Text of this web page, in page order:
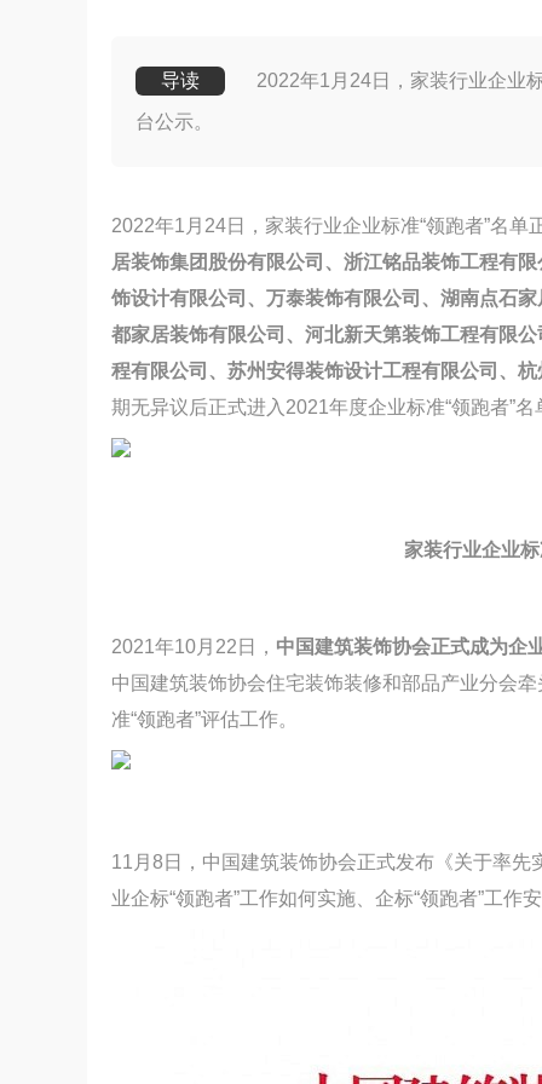
导读
2022年1月24日，家装行业企业
台公示。
2022年1月24日，家装行业企业标准“领跑者”名
居装饰集团股份有限公司、浙江铭品装饰工程有
饰设计有限公司、万泰装饰有限公司、湖南点石
都家居装饰有限公司、河北新天第装饰工程有限
程有限公司、苏州安得装饰设计工程有限公司、
期无异议后正式进入2021年度企业标准“领跑者”名
家装行业企业
2021年10月22日， 中国建筑装饰协会正式成为企
中国建筑装饰协会住宅装饰装修和部品产业分会
准“领跑者”评估工作。
11月8日，中国建筑装饰协会正式发布《关于率先
业企标“领跑者”工作如何实施、企标“领跑者”工